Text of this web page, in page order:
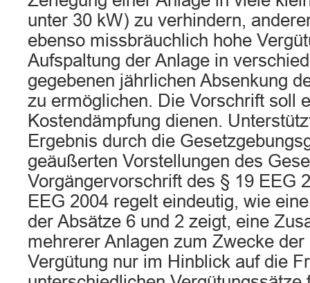
unter 30 kW) zu verhindern,
ebenso missbräuchlich hohe
Aufspaltung der Anlage in
gegebenen jährlichen Absenkung
zu ermöglichen. Die Vorschrift soll
Kostendämpfung dienen.
Ergebnis durch die
geäußerten Vorstellungen des
Vorgängervorschrift des § 19 EEG
EEG 2004 regelt eindeutig, wie
der Absätze 6 und 2 zeigt, eine
mehrerer Anlagen zum Zwecke
Vergütung nur im Hinblick auf die